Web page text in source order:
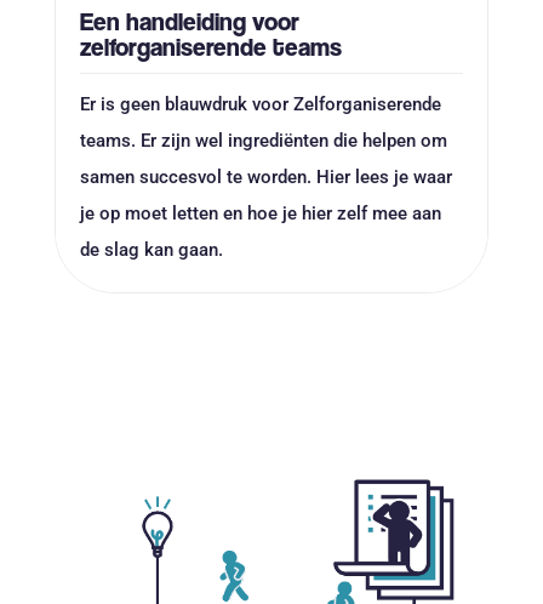
Een handleiding voor
zelforganiserende teams
Er is geen blauwdruk voor Zelforganiserende
teams. Er zijn wel ingrediënten die helpen om
samen succesvol te worden. Hier lees je waar
je op moet letten en hoe je hier zelf mee aan
de slag kan gaan.